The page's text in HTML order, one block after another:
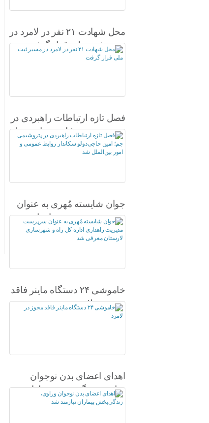
محل شهادت ۲۱ نفر در لامرد در
مسیر ثبت ملی قرار گرفت
فصل تازه ارتباطات راهبردی در
پتروشیمی جم؛ امین حاجی‌دولو
سکاندار روابط عمومی و امور
بین‌الملل شد
جوان شایسته مُهری به عنوان
سرپرست مدیریت راهداری
اداره کل راه و شهرسازی
لارستان معرفی شد
خاموشی ۲۴ دستگاه ماینر فاقد
مجوز در لامرد
اهدای اعضای بدن نوجوان
وراوی، زندگی‌بخش بیماران
نیازمند شد